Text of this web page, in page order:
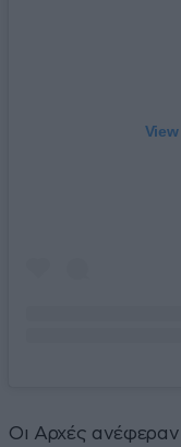
Οι Αρχές ανέφεραν